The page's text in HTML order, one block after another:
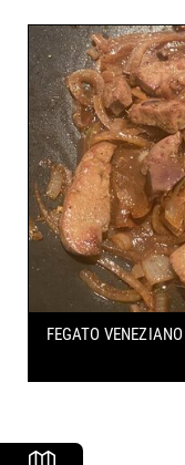
FEGATO VENEZIANO